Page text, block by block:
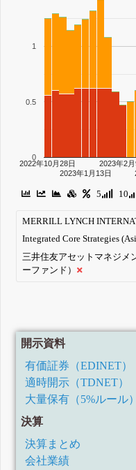
2022年10月28日
2023年1月13日
2023年2月
0
0.5
1
5 10
MERRILL LYNCH
Integrated Core Strategies
三井住友アセットマネジメ
ーファンド）
開示資料
有価証券（EDINET）
適時開示（TDNET）
大量保有（5%ルール）
決算
決算まとめ
会社業績